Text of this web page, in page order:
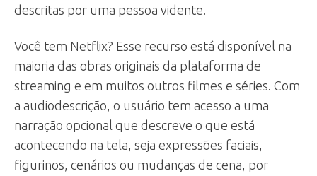
descritas por uma pessoa vidente.
Você tem Netflix? Esse recurso está disponível na
maioria das obras originais da plataforma de
streaming e em muitos outros filmes e séries. Com
a audiodescrição, o usuário tem acesso a uma
narração opcional que descreve o que está
acontecendo na tela, seja expressões faciais,
figurinos, cenários ou mudanças de cena, por